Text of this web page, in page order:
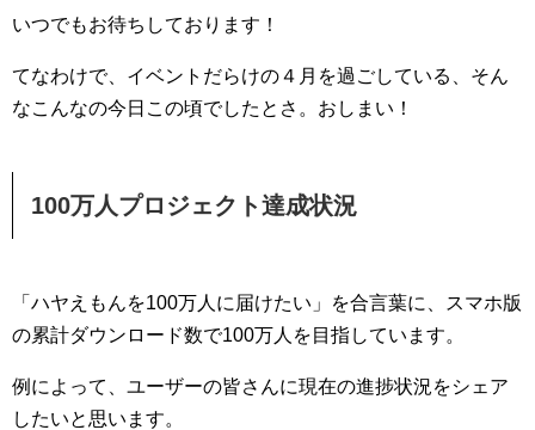
いつでもお待ちしております！
てなわけで、イベントだらけの４月を過ごしている、そん
なこんなの今日この頃でしたとさ。おしまい！
100万人プロジェクト達成状況
「ハヤえもんを100万人に届けたい」を合言葉に、スマホ版
の累計ダウンロード数で100万人を目指しています。
例によって、ユーザーの皆さんに現在の進捗状況をシェア
したいと思います。